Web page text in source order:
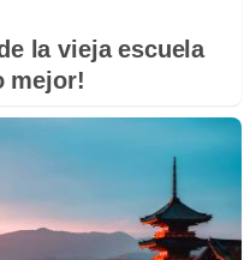
la vieja escuela
mejor!